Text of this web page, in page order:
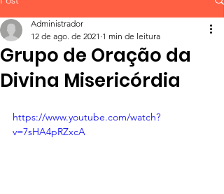
Grupo de Oração da
Divina Misericórdia
Administrador
12 de ago. de 2021 1 min de leitura
https://www.youtube.com/watch?
v=7sHA4pRZxcA